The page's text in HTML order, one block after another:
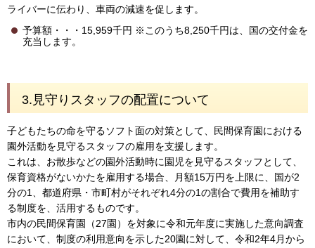
ライバーに伝わり、車両の減速を促します。
予算額・・・15,959千円 ※このうち8,250千円は、国の交付金を
充当します。
3.見守りスタッフの配置について
子どもたちの命を守るソフト面の対策として、民間保育園における
園外活動を見守るスタッフの雇用を支援します。
これは、お散歩などの園外活動時に園児を見守るスタッフとして、
保育資格がないかたを雇用する場合、月額15万円を上限に、国が2
分の1、都道府県・市町村がそれぞれ4分の1の割合で費用を補助す
る制度を、活用するものです。
市内の民間保育園（27園）を対象に令和元年度に実施した意向調査
において、制度の利用意向を示した20園に対して、令和2年4月から